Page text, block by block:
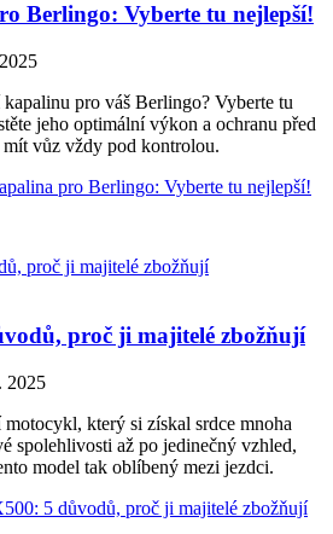
Berlingo: Vyberte tu nejlepší!
pro váš Berlingo? Vyberte tu
jeho optimální výkon a ochranu před
vůz vždy pod kontrolou.
pro Berlingo: Vyberte tu nejlepší!
proč ji majitelé zbožňují
2025
který si získal srdce mnoha
spolehlivosti až po jedinečný vzhled,
model tak oblíbený mezi jezdci.
5 důvodů, proč ji majitelé zbožňují